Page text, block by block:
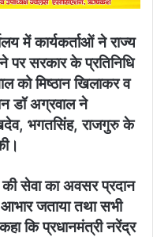
में कार्यकर्ताओं ने राज्य
पर सरकार के प्रतिनिधि
को मिष्ठान खिलाकर व
डॉ अग्रवाल ने
भगतसिंह, राजगुरु के
सेवा का अवसर प्रदान
जताया तथा सभी
कि प्रधानमंत्री नरेंद्र